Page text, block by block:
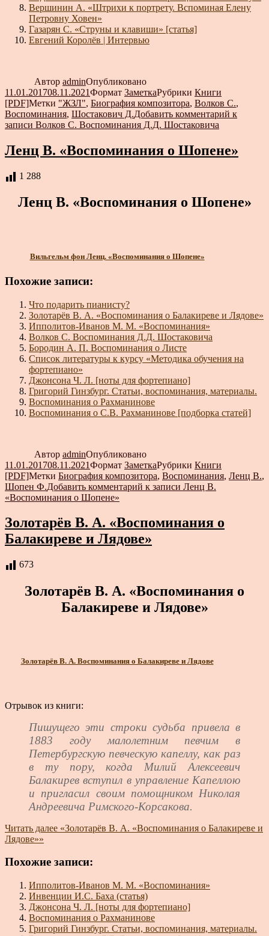
Вершинин А. «Штрихи к портрету. Вспоминая Елену
Петровну Ховен»
Газарян С. «Струны и клавиши» [статья]
Евгений Королёв | Интервью
Автор adminОпубликовано
11.01.201708.11.2021Формат ЗаметкаРубрики Книги
[PDF]Метки "ЖЗЛ", Биография композитора, Волков С.,
Воспоминания, Шостакович Д.Добавить комментарий к
записи Волков С. Воспоминания Д.Д. Шостаковича
Ленц В. «Воспоминания о Шопене»
1 288
Ленц В. «Воспоминания о Шопене»
Вильгельм фон Ленц. «Воспоминания о Шопене»
Похожие записи:
Что подарить пианисту?
Золотарёв В. А. «Воспоминания о Балакиреве и Лядове»
Ипполитов-Иванов М. М. «Воспоминания»
Волков С. Воспоминания Д.Д. Шостаковича
Бородин А. П. Воспоминания о Листе
Список литературы к курсу «Методика обучения на
фортепиано»
Джонсона Ч. Л. [ноты для фортепиано]
Григорий Гинзбург. Статьи, воспоминания, материалы.
Воспоминания о Рахманинове
Воспоминания о С.В. Рахманинове [подборка статей]
Автор adminОпубликовано
11.01.201708.11.2021Формат ЗаметкаРубрики Книги
[PDF]Метки Биография композитора, Воспоминания, Ленц В.,
Шопен Ф.Добавить комментарий к записи Ленц В.
«Воспоминания о Шопене»
Золотарёв В. А. «Воспоминания о
Балакиреве и Лядове»
673
Золотарёв В. А. «Воспоминания о
Балакиреве и Лядове»
Золотарёв В. А. Воспоминания о Балакиреве и Лядове
Отрывок из книги:
Пишущего эти строки судьба привела в
1883 году малолетним певчим в
Петербургскую певческую капеллу, как раз
в ту пору, когда Милий Алексеевич
Балакирев вступил в управление Капеллою
и пригласил своим помощником Николая
Андреевича Римского-Корсакова.
Читать далее «Золотарёв В. А. «Воспоминания о Балакиреве и
Лядове»»
Похожие записи:
Ипполитов-Иванов М. М. «Воспоминания»
Инвенции И.С. Баха (статья)
Джонсона Ч. Л. [ноты для фортепиано]
Воспоминания о Рахманинове
Григорий Гинзбург. Статьи, воспоминания, материалы.